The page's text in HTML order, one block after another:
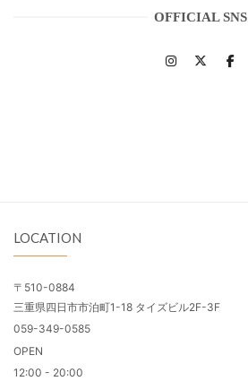
OFFICIAL SNS
LOCATION
〒510-0884
三重県四日市市泊町1-18 タイズビル2F-3F
059-349-0585
OPEN
12:00 - 20:00